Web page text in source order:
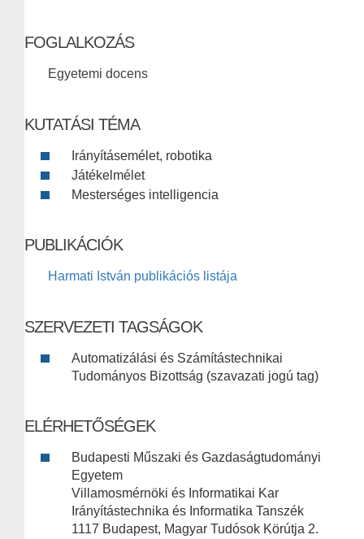
FOGLALKOZÁS
Egyetemi docens
KUTATÁSI TÉMA
Irányításemélet, robotika
Játékelmélet
Mesterséges intelligencia
PUBLIKÁCIÓK
Harmati István publikációs listája
SZERVEZETI TAGSÁGOK
Automatizálási és Számítástechnikai
Tudományos Bizottság (szavazati jogú tag)
ELÉRHETŐSÉGEK
Budapesti Műszaki és Gazdaságtudományi
Egyetem
Villamosmérnöki és Informatikai Kar
Irányítástechnika és Informatika Tanszék
1117 Budapest, Magyar Tudósok Körútja 2.